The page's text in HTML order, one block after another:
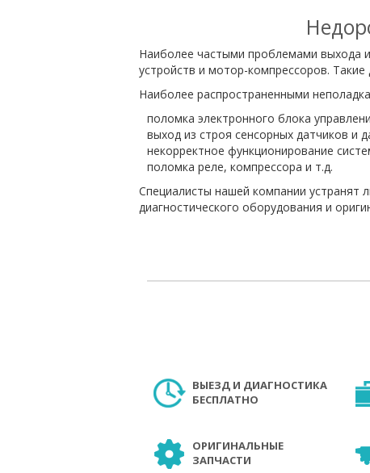
Наиболее частыми проблемами выхода
устройств и мотор-компрессоров.
Наиболее распространенными
поломка электронного блока
выход из строя сенсорных датчиков и
некорректное функционирование
поломка реле, компрессора и т.д.
Специалисты нашей компании устранят
диагностического оборудования и
ВЫЕЗД И ДИАГНОСТИКА
БЕСПЛАТНО
ОРИГИНАЛЬНЫЕ
ЗАПЧАСТИ